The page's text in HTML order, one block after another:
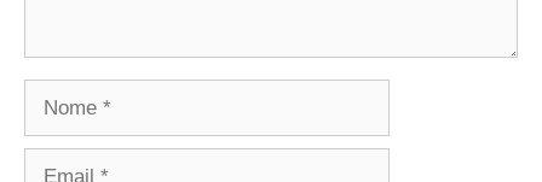
Nome
Email